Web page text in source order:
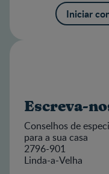
Iniciar
Escreva-
Conselhos de
para a sua casa
2796-901
Linda-a-Velha